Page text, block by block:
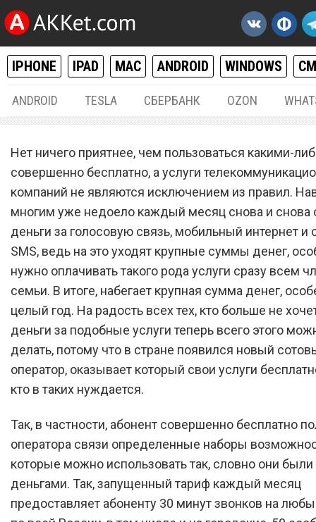
IPHONE IPAD MAC ANDROID WINDOWS
ANDROID TESLA СБЕРБАНК OZON
Новый сотовый оператор
запустил бесплатный
план с мобильным
голосовой связью и не
Нет ничего приятнее, чем пользоваться какими-
совершенно бесплатно, а услуги
компаний не являются исключением из правил.
многим уже недоело каждый месяц снова и снова
деньги за голосовую связь, мобильный интернет
SMS, ведь на это уходят крупные суммы денег,
нужно оплачивать такого рода услуги сразу всем
семьи. В итоге, набегает крупная сумма денег,
целый год. На радость всех тех, кто больше не
деньги за подобные услуги теперь всего этого
делать, потому что в стране появился новый
оператор, оказывает который свои услуги
кто в таких нуждается.
Так, в частности, абонент совершенно бесплатно
оператора связи определенные наборы
которые можно использовать так, словно они
деньгами. Так, запущенный тариф каждый месяц
предоставляет абоненту 30 минут звонков на